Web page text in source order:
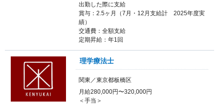
出勤した際に支給
賞与：2.5ヶ月（7月・12月支給計 2025年度実
績）
交通費：全額支給
定期昇給：年1回
理学療法士
関東／東京都板橋区
月給280,000円〜320,000円
＜手当＞